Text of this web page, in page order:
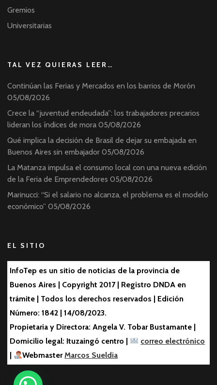
Gremios
Universitarias
TAL VEZ QUIERAS LEER…
Continúan las Ferias y Mercados en los barrios de Morón
05/08/2026
Crece la “juventud endeudada”: los trabajadores precarios
lideran los índices de mora 05/08/2026
Qué implica la decisión de Brasil de dejar su embajada en
Buenos Aires sin embajador 05/08/2026
La Matanza impulsa el consumo local con una nueva edición
de la Feria de Emprendedores 05/08/2026
Marinucci: “Si el salario no alcanza, el problema es el modelo
económico” 05/08/2026
EL SITIO
InfoTep es un sitio de noticias de la provincia de
Buenos Aires | Copyright 2017 | Registro DNDA en
trámite | Todos los derechos reservados | Edición
Número: 1842 | 14/08/2023.
Propietaria y Directora: Angela V. Tobar Bustamante |
Domicilio legal: Ituzaingó centro |
correo electrónico
|
WebmasterMarcos Sueldia